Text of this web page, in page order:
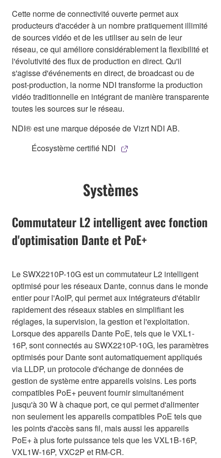
Cette norme de connectivité ouverte permet aux
producteurs d'accéder à un nombre pratiquement illimité
de sources vidéo et de les utiliser au sein de leur
réseau, ce qui améliore considérablement la flexibilité et
l'évolutivité des flux de production en direct. Qu'il
s'agisse d'événements en direct, de broadcast ou de
post-production, la norme NDI transforme la production
vidéo traditionnelle en intégrant de manière transparente
toutes les sources sur le réseau.
NDI® est une marque déposée de Vizrt NDI AB.
Écosystème certifié NDI
Systèmes
Commutateur L2 intelligent avec fonction
d'optimisation Dante et PoE+
Le SWX2210P-10G est un commutateur L2 intelligent
optimisé pour les réseaux Dante, connus dans le monde
entier pour l'AoIP, qui permet aux intégrateurs d'établir
rapidement des réseaux stables en simplifiant les
réglages, la supervision, la gestion et l'exploitation.
Lorsque des appareils Dante PoE, tels que le VXL1-
16P, sont connectés au SWX2210P-10G, les paramètres
optimisés pour Dante sont automatiquement appliqués
via LLDP, un protocole d'échange de données de
gestion de système entre appareils voisins. Les ports
compatibles PoE+ peuvent fournir simultanément
jusqu'à 30 W à chaque port, ce qui permet d'alimenter
non seulement les appareils compatibles PoE tels que
les points d'accès sans fil, mais aussi les appareils
PoE+ à plus forte puissance tels que les VXL1B-16P,
VXL1W-16P, VXC2P et RM-CR.